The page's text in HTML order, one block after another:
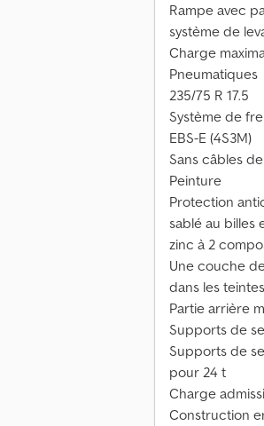
Rampe avec
système de
Charge
Pneumatiques
235/75 R 17.5
Système de
EBS-E (4S3M)
Sans câbles
Peinture
Protection
sablé au billes
zinc à 2
Une couche
dans les
Partie arrière
Supports de
Supports de
pour 24 t
Charge
Construction